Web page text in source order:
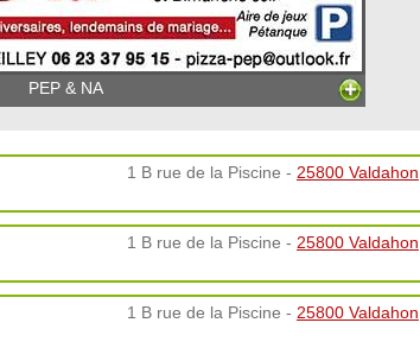
PEP & NA
1 B rue de la Piscine - 25800 Valdahon
1 B rue de la Piscine - 25800 Valdahon
1 B rue de la Piscine - 25800 Valdahon